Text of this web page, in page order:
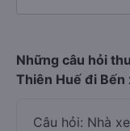
Những câu hỏi
Thiên Huế đi Bến
Câu hỏi: Nhà